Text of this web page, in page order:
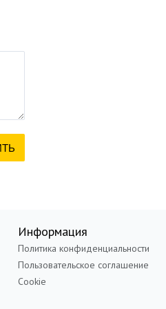
Информация
Политика конфиденциальности
Пользовательское соглашение
Cookie